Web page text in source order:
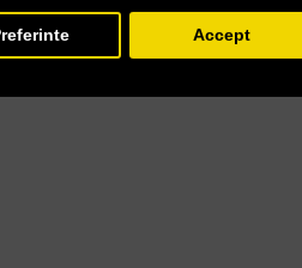
Accept